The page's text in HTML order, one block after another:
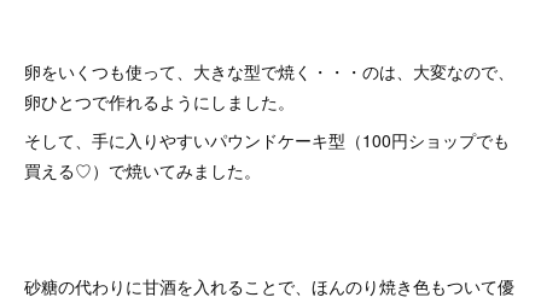
卵をいくつも使って、大きな型で焼く・・・のは、大変なので、
卵ひとつで作れるようにしました。
そして、手に入りやすいパウンドケーキ型（100円ショップでも
買える♡）で焼いてみました。
砂糖の代わりに甘酒を入れることで、ほんのり焼き色もついて優